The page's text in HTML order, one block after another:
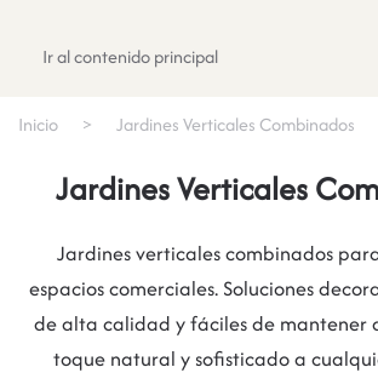
Ir al contenido principal
Inicio Jardines Verticales Combinados
Jardines Verticales
Jardines verticales combinados
espacios comerciales. Soluciones
de alta calidad y fáciles de mantener
toque natural y sofisticado a